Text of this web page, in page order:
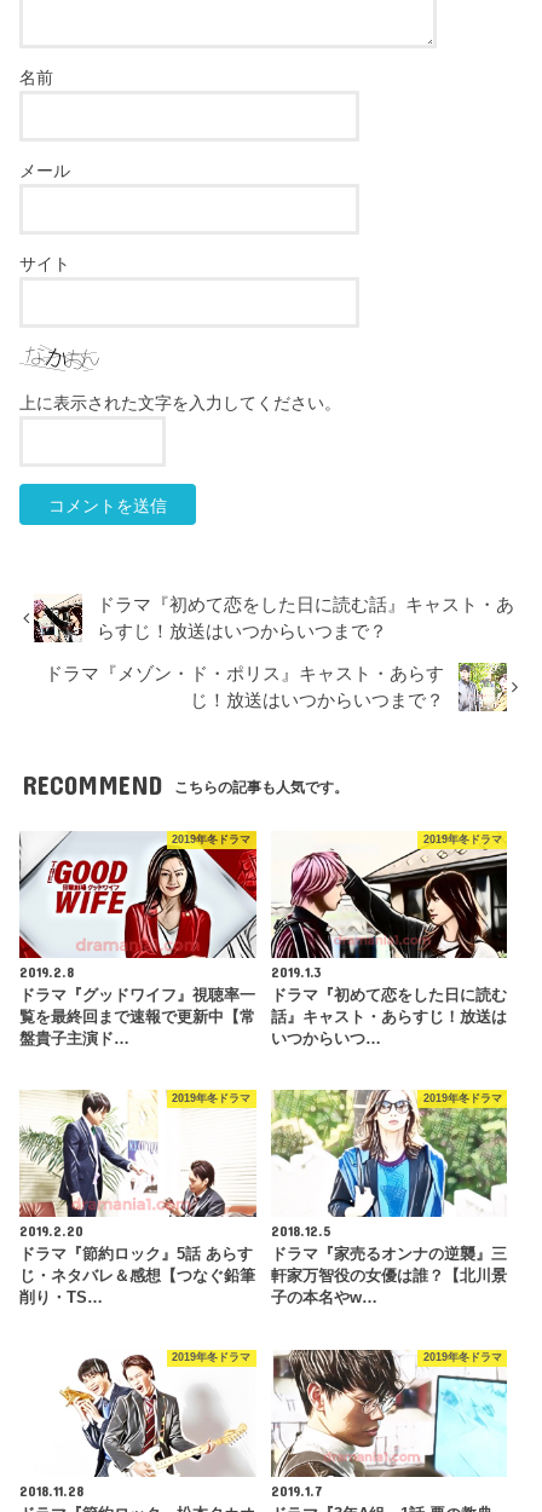
名前
メール
サイト
上に表示された文字を入力してください。
ドラマ『初めて恋をした日に読む話』キャスト・あ
らすじ！放送はいつからいつまで？
ドラマ『メゾン・ド・ポリス』キャスト・あらす
じ！放送はいつからいつまで？
RECOMMEND こちらの記事も人気です。
2019年冬ドラマ
2019.2.8
ドラマ『グッドワイフ』視聴率一
覧を最終回まで速報で更新中【常
盤貴子主演ド…
2019年冬ドラマ
2019.1.3
ドラマ『初めて恋をした日に読む
話』キャスト・あらすじ！放送は
いつからいつ…
2019年冬ドラマ
2019.2.20
ドラマ『節約ロック』5話 あらす
じ・ネタバレ＆感想【つなぐ鉛筆
削り・TS…
2019年冬ドラマ
2018.12.5
ドラマ『家売るオンナの逆襲』三
軒家万智役の女優は誰？【北川景
子の本名やw…
2019年冬ドラマ
2018.11.28
2019年冬ドラマ
2019.1.7